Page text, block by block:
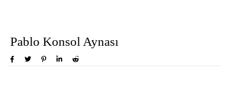
Pablo Konsol Aynası